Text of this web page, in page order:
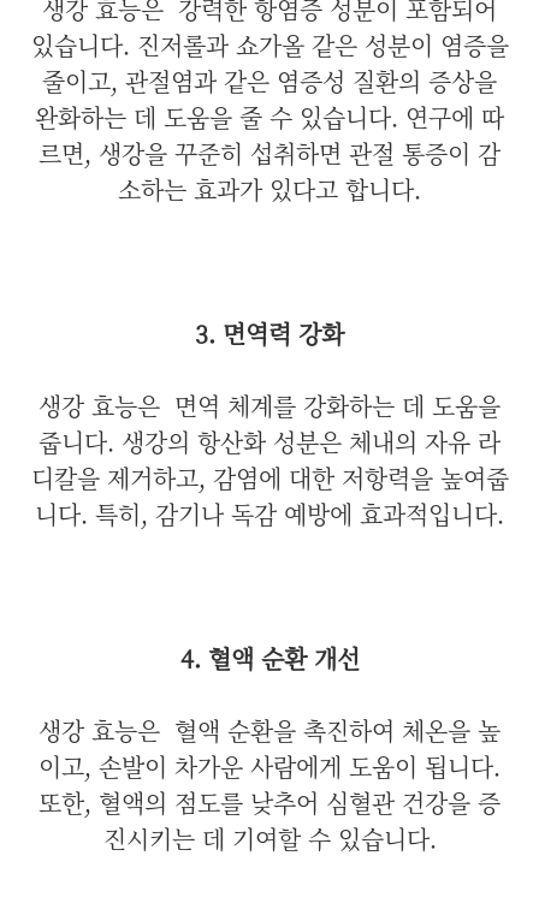
생강 효능은 강력한 항염증 성분이 포함되어
있습니다. 진저롤과 쇼가올 같은 성분이 염증을
줄이고, 관절염과 같은 염증성 질환의 증상을
완화하는 데 도움을 줄 수 있습니다. 연구에 따
르면, 생강을 꾸준히 섭취하면 관절 통증이 감
소하는 효과가 있다고 합니다.
3. 면역력 강화
생강 효능은 면역 체계를 강화하는 데 도움을
줍니다. 생강의 항산화 성분은 체내의 자유 라
디칼을 제거하고, 감염에 대한 저항력을 높여줍
니다. 특히, 감기나 독감 예방에 효과적입니다.
4. 혈액 순환 개선
생강 효능은 혈액 순환을 촉진하여 체온을 높
이고, 손발이 차가운 사람에게 도움이 됩니다.
또한, 혈액의 점도를 낮추어 심혈관 건강을 증
진시키는 데 기여할 수 있습니다.